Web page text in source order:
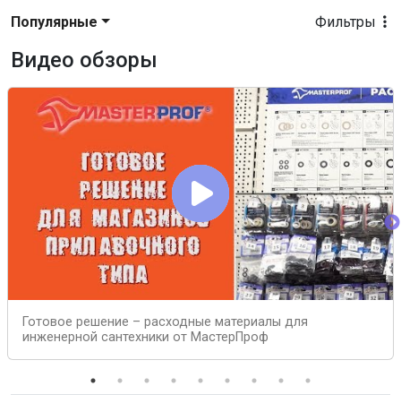
Фильтры
Популярные
Видео обзоры
Готовое решение – расходные материалы для
инженерной сантехники от МастерПроф